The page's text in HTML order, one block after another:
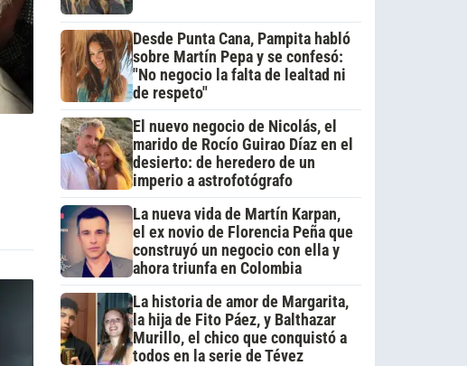
Desde Punta Cana, Pampita habló
sobre Martín Pepa y se confesó:
"No negocio la falta de lealtad ni
de respeto"
El nuevo negocio de Nicolás, el
marido de Rocío Guirao Díaz en el
desierto: de heredero de un
imperio a astrofotógrafo
La nueva vida de Martín Karpan,
el ex novio de Florencia Peña que
construyó un negocio con ella y
ahora triunfa en Colombia
La historia de amor de Margarita,
la hija de Fito Páez, y Balthazar
Murillo, el chico que conquistó a
todos en la serie de Tévez